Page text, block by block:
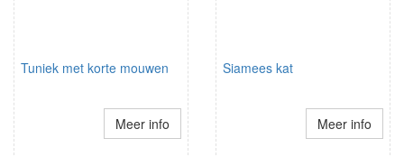
Tuniek met korte mouwen
Meer info
Siamees kat
Meer info